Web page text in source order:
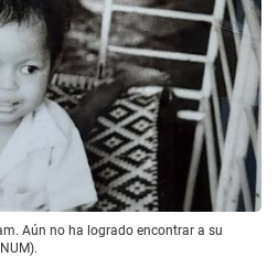
en la que Antoine está
Denzel le pregunta por qué
dice: 'Mi mamá me
ama, ¿por qué me debería
lo mira a los ojos y le dice
debes entenderlo,
adelante. Ese fue un